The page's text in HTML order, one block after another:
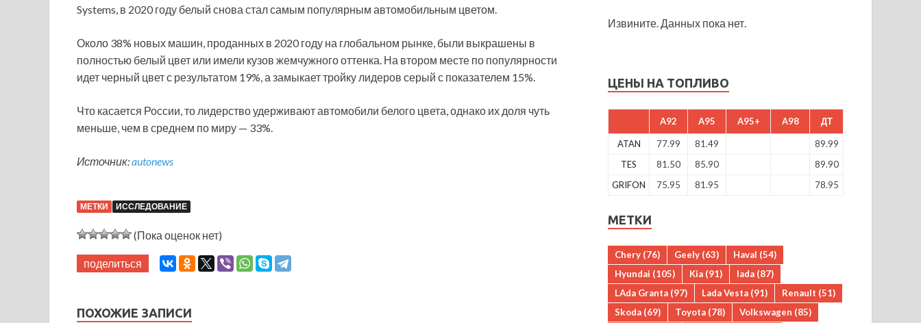
Systems, в 2020 году белый снова стал самым популярным автомобильным цветом.
Около 38% новых машин, проданных в 2020 году на глобальном рынке, были выкрашены в
полностью белый цвет или имели кузов жемчужного оттенка. На втором месте по популярности
идет черный цвет с результатом 19%, а замыкает тройку лидеров серый с показателем 15%.
Что касается России, то лидерство удерживают автомобили белого цвета, однако их доля чуть
меньше, чем в среднем по миру — 33%.
Источник:autonews
МЕТКИ ИССЛЕДОВАНИЕ
(Пока оценок нет)
поделиться
ПОХОЖИЕ ЗАПИСИ
Извините. Данных пока нет.
ЦЕНЫ НА ТОПЛИВО
A92 A95 A95+ A98 ДТ
ATAN 77.99 81.49
89.99
TES
81.50 85.90
89.90
GRIFON
75.95 81.95 78.95
МЕТКИ
Chery (76) Geely (63) Haval (54)
Hyundai (105) Kia (91) lada (87)
LAda Granta (97) Lada Vesta (91) Renault (51)
Skoda (69) Toyota (78) Volkswagen (85)